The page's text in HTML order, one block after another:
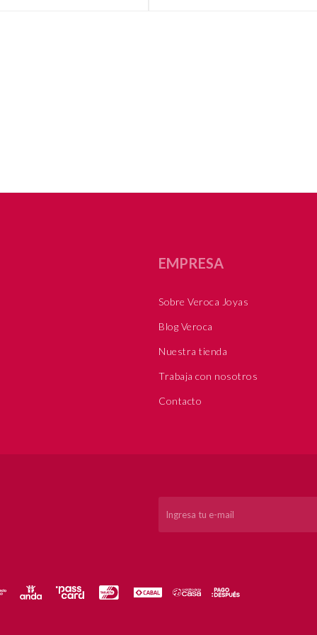
EMPRESA
Sobre Veroca Joyas
Blog Veroca
Nuestra tienda
Trabaja con nosotros
Contacto